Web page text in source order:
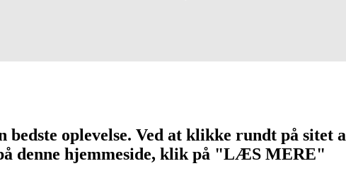
oplevelse. Ved at klikke rundt på sitet
denne hjemmeside, klik på "LÆS MERE"